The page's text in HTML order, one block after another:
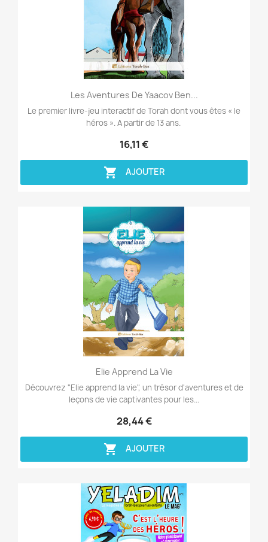
Aperçu rapide
Les Aventures De Yaacov Ben...
Le premier livre-jeu interactif de Torah dont vous êtes « le
héros ». A partir de 13 ans.
16,11 €
 AJOUTER
Aperçu rapide
Elie Apprend La Vie
Découvrez "Elie apprend la vie", un trésor d'aventures et de
leçons de vie captivantes pour les...
28,44 €
 AJOUTER